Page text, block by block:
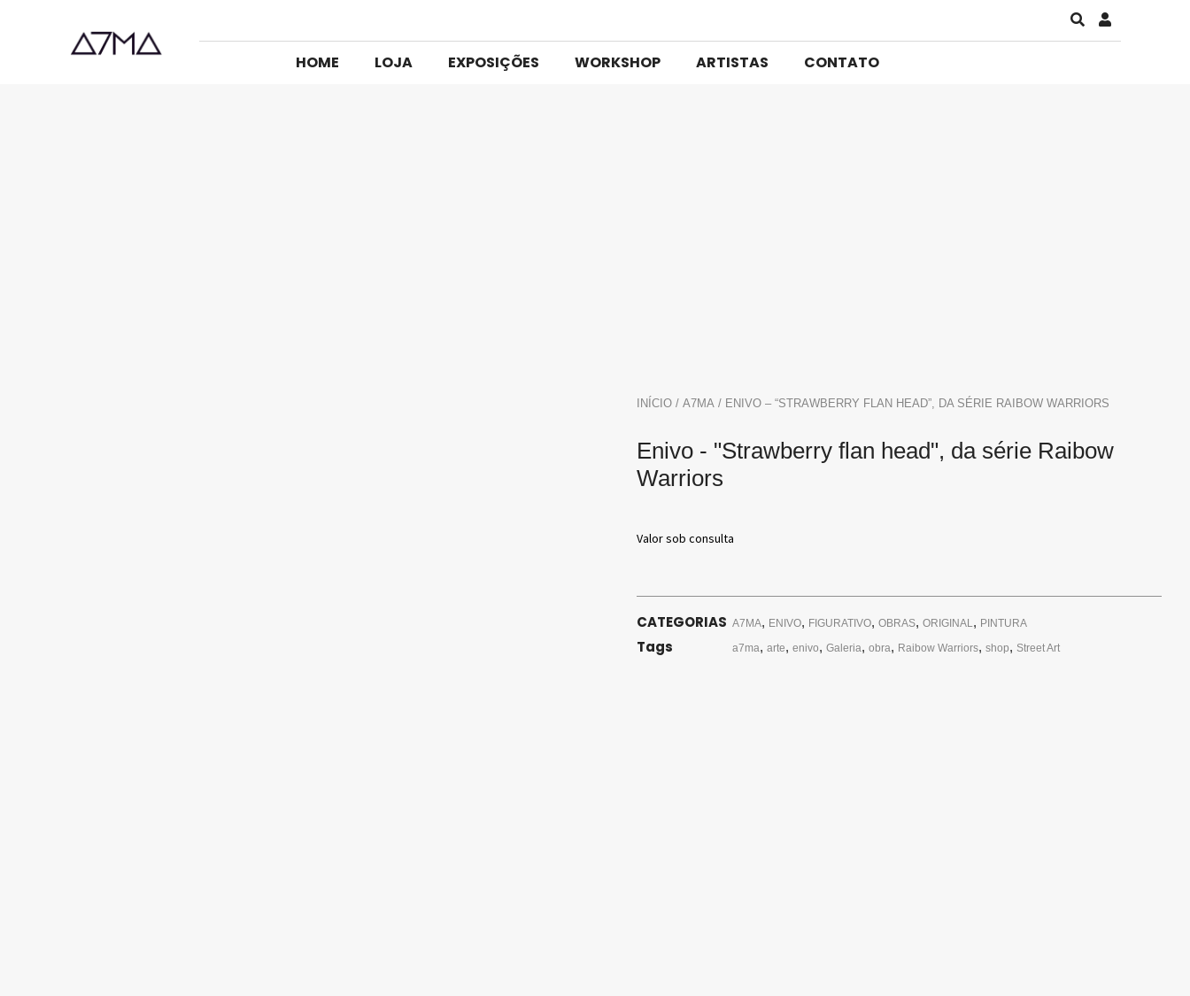
HOME LOJA EXPOSIÇÕES WORKSHOP ARTISTAS CONTATO
INÍCIO /A7MA / ENIVO – “STRAWBERRY FLAN HEAD”, DA SÉRIE RAIBOW WARRIORS
Enivo - "Strawberry flan head", da série Raibow
Warriors
Valor sob consulta
CATEGORIAS A7MA, ENIVO, FIGURATIVO,OBRAS,ORIGINAL, PINTURA
Tags a7ma,arte,enivo,Galeria,obra, Raibow Warriors,shop, Street Art